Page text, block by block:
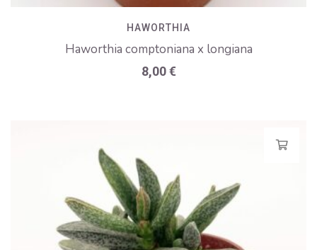
HAWORTHIA
Haworthia comptoniana x longiana
8,00€